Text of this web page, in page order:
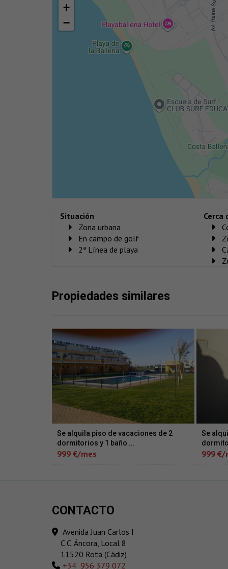
+
−
Situación
Zona urbana
En campo de golf
2ª Línea de playa
Cerca
Propiedades similares
Se alquila piso de vacaciones de 2
dormitorios y 1 baño ...
999 €/mes
Se
999 €/
CONTACTO
Avenida Juan Carlos I
C.C. Áncora, Local 8
11520 Rota (Cádiz)
‎+34 956 379 072